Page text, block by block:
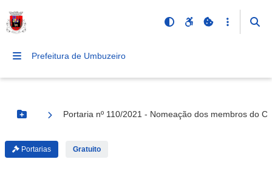
Prefeitura de Umbuzeiro
Botão Menu
Portaria nº 110/2021 - Nomeação dos membros do
Portarias Gratuito